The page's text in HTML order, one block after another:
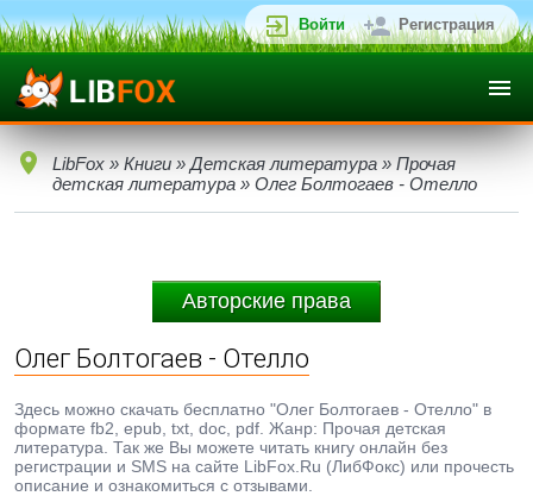
Войти Регистрация
LibFox » Книги » Детская литература » Прочая
детская литература » Олег Болтогаев - Отелло
Авторские права
Олег Болтогаев - Отелло
Здесь можно скачать бесплатно "Олег Болтогаев - Отелло" в
формате fb2, epub, txt, doc, pdf. Жанр: Прочая детская
литература. Так же Вы можете читать книгу онлайн без
регистрации и SMS на сайте LibFox.Ru (ЛибФокс) или прочесть
описание и ознакомиться с отзывами.